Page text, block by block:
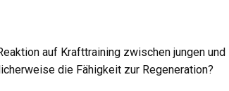
auf Krafttraining zwischen jungen und
die Fähigkeit zur Regeneration?